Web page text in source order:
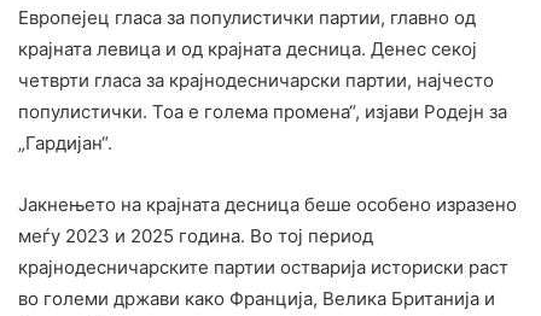
Европејец гласа за популистички партии, главно од
крајната левица и од крајната десница. Денес секој
четврти гласа за крајнодесничарски партии, најчесто
популистички. Тоа е голема промена“, изјави Родејн за
„Гардијан“.
Јакнењето на крајната десница беше особено изразено
меѓу 2023 и 2025 година. Во тој период
крајнодесничарските партии остварија историски раст
во големи држави како Франција, Велика Британија и